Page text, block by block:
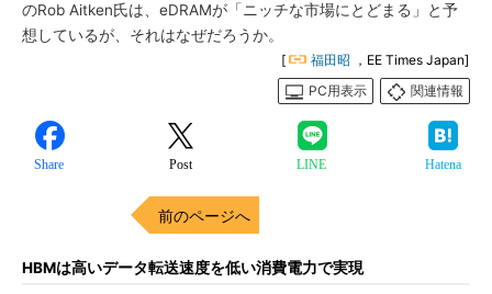
のRob Aitken氏は、eDRAMが「ニッチな市場にとどまる」と予
想しているが、それはなぜだろうか。
[ 福田昭 ，EE Times Japan]
PC用表示
関連情報
Share Post LINE Hatena
前のページへ
HBMは高いデータ転送速度を低い消費電力で実現